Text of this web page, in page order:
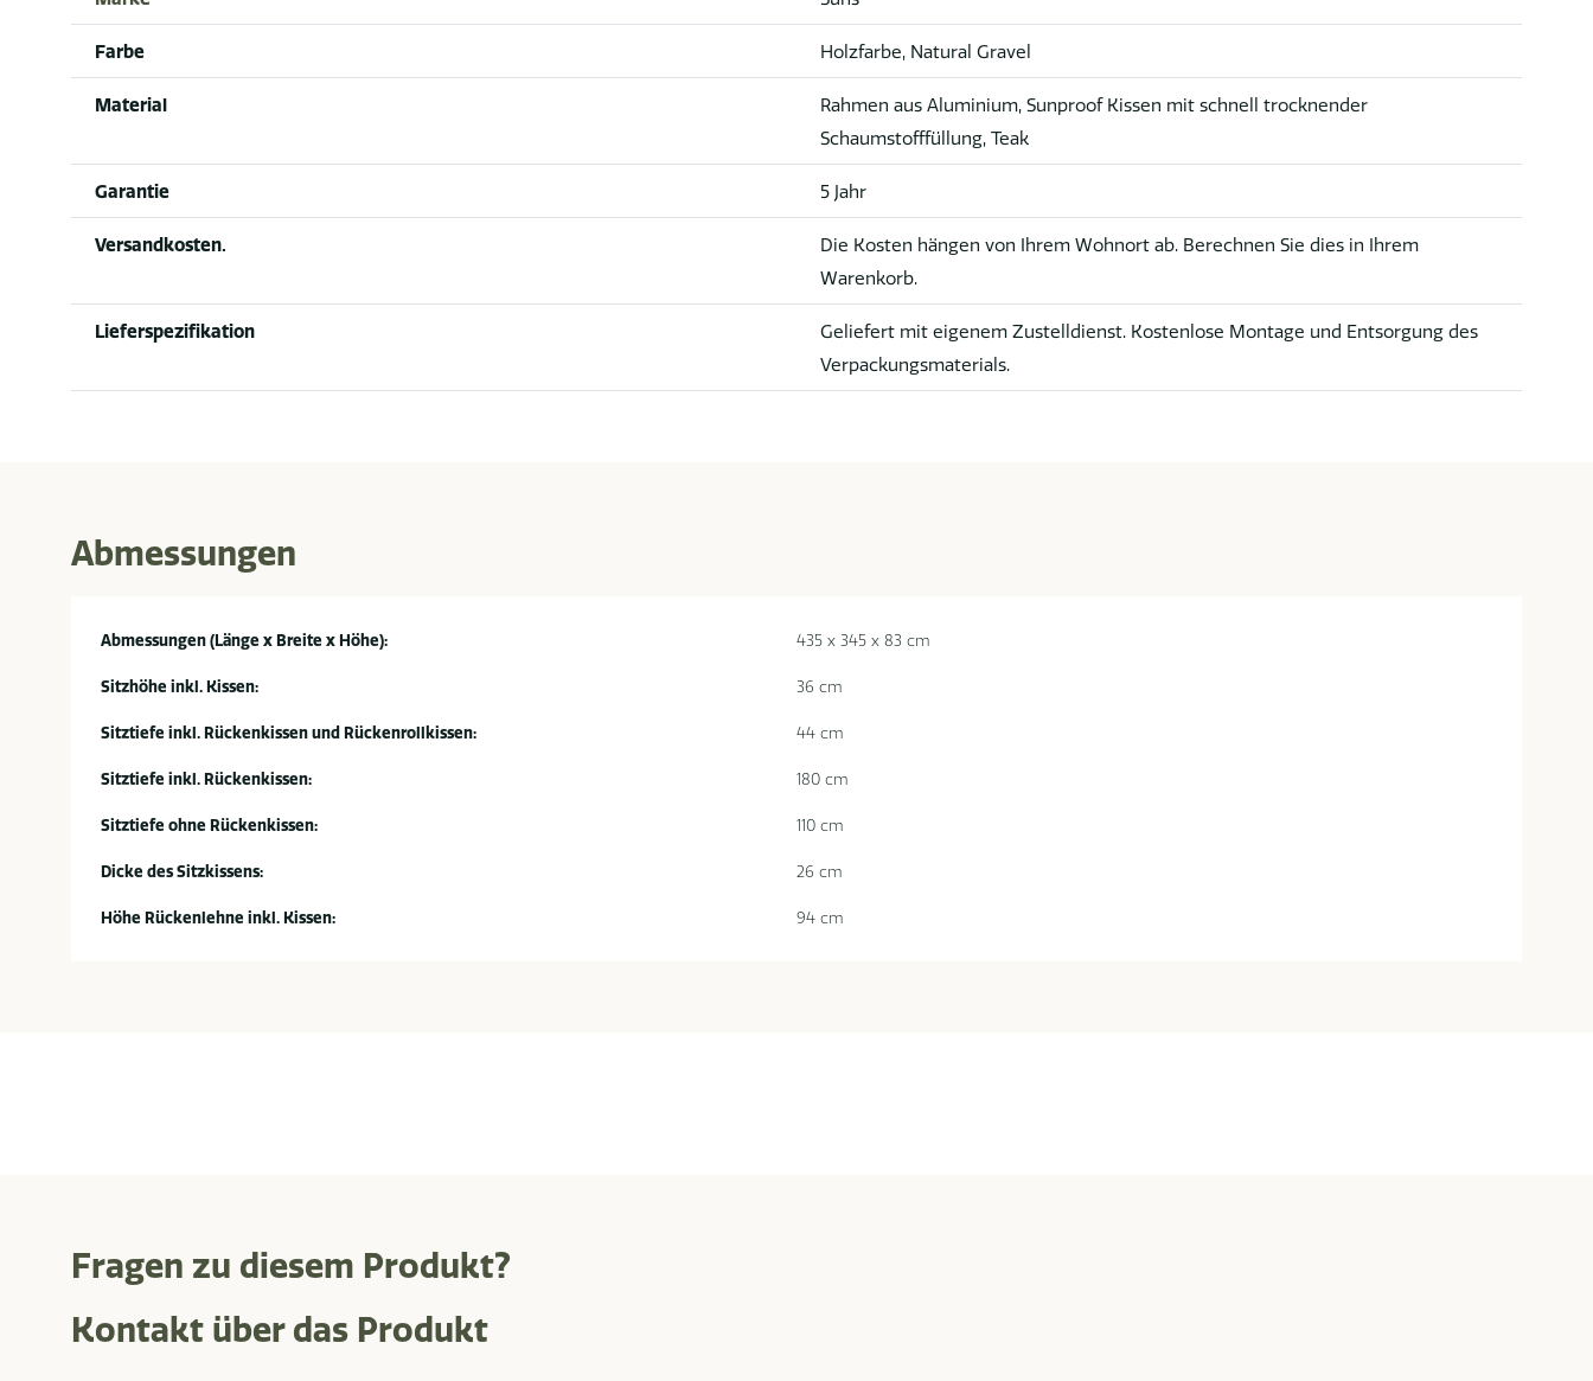
Farbe Holzfarbe, Natural Gravel
Material
Rahmen aus Aluminium, Sunproof Kissen mit schnell trocknender
Schaumstofffüllung, Teak
Garantie 5 Jahr
Versandkosten.
Die Kosten hängen von Ihrem Wohnort ab. Berechnen Sie dies in Ihrem
Warenkorb.
Lieferspezifikation
Geliefert mit eigenem Zustelldienst. Kostenlose Montage und Entsorgung des
Verpackungsmaterials.
Abmessungen
Abmessungen (Länge x Breite x Höhe): 435 x 345 x 83 cm
Sitzhöhe inkl. Kissen: 36 cm
Sitztiefe inkl. Rückenkissen und Rückenrollkissen: 44 cm
Sitztiefe inkl. Rückenkissen: 180 cm
Sitztiefe ohne Rückenkissen: 110 cm
Dicke des Sitzkissens: 26 cm
Höhe Rückenlehne inkl. Kissen: 94 cm
Fragen zu diesem Produkt?
Kontakt über das Produkt